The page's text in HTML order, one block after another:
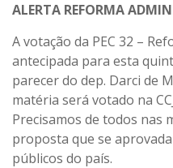
ALERTA REFORMA
A votação da PEC 32 –
antecipada para esta
parecer do dep. Darci de
matéria será votado na
Precisamos de todos nas
proposta que se
públicos do país.